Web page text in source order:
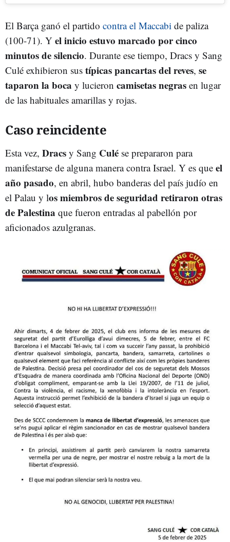
El Barça ganó el partido contra el Maccabi de paliza
(100-71). Y el inicio estuvo marcado por cinco
minutos de silencio. Durante ese tiempo, Dracs y Sang
Culé exhibieron sus típicas pancartas del reves, se
taparon la boca y lucieron camisetas negras en lugar
de las habituales amarillas y rojas.
Caso reincidente
Esta vez, Dracs y Sang Culé se prepararon para
manifestarse de alguna manera contra Israel. Y es que el
año pasado, en abril, hubo banderas del país judío en
el Palau y los miembros de seguridad retiraron otras
de Palestina que fueron entradas al pabellón por
aficionados azulgranas.